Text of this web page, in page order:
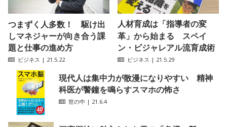
つまずく人多数！ 駆け出
しマネジャーが向き合う課
題と仕事の進め方
ビジネス | 21.5.22
人材育成は「指導者の変
革」から始まる スペイ
ン・ビジャレアル流育成術
ビジネス | 21.5.29
現代人は集中力が散漫になりやすい 精神
科医が警鐘を鳴らすスマホの怖さ
世の中 | 21.6.4